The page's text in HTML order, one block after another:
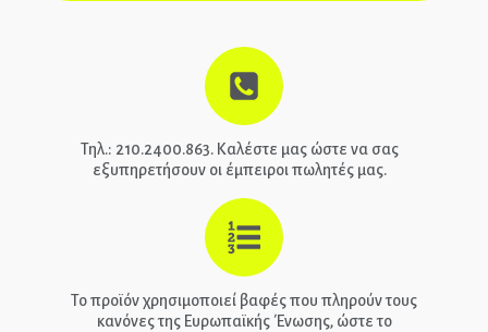
EPIPLEON
Τηλ.: 210.2400.863. Καλέστε μας ώστε να σας
εξυπηρετήσουν οι έμπειροι πωλητές μας.
Το προϊόν χρησιμοποιεί βαφές που πληρούν τους
κανόνες της Ευρωπαϊκής Ένωσης, ώστε το